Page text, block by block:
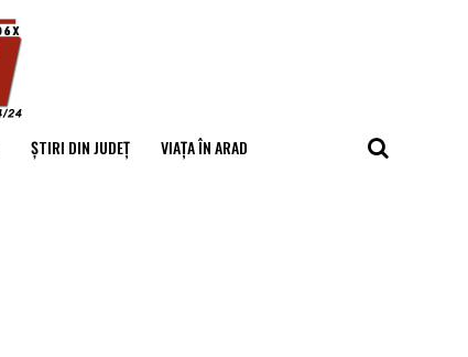
ȘTIRI DIN JUDEȚ VIAȚA ÎN ARAD